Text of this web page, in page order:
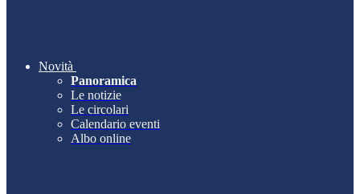
Novità
Panoramica
Le notizie
Le circolari
Calendario eventi
Albo online